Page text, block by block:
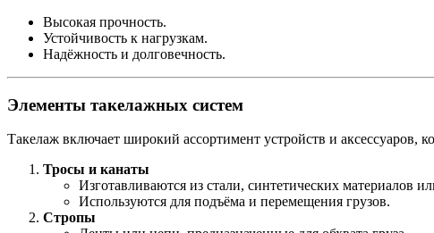
Высокая прочность.
Устойчивость к нагрузкам.
Надёжность и долговечность.
Элементы такелажных систем
Такелаж включает широкий ассортимент устройств и аксессуаров,
Тросы и канаты
Изготавливаются из стали, синтетических материалов
Используются для подъёма и перемещения грузов.
Стропы